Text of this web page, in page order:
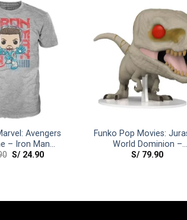
Avengers
– Iron Man
S/ 24.90
Funko Pop Movies:
World Dominion –
Atrociraptor
S/ 79.90